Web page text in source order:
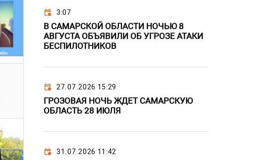
3:07
В САМАРСКОЙ ОБЛАСТИ НОЧЬЮ 8
АВГУСТА ОБЪЯВИЛИ ОБ УГРОЗЕ АТАКИ
БЕСПИЛОТНИКОВ
27.07.2026 15:29
ГРОЗОВАЯ НОЧЬ ЖДЕТ САМАРСКУЮ
ОБЛАСТЬ 28 ИЮЛЯ
31.07.2026 11:42